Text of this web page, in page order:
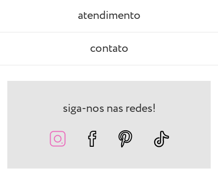
atendimento
contato
siga-nos nas redes!